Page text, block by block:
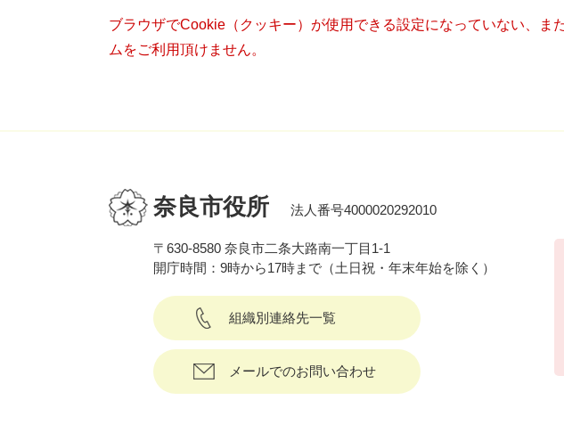
ブラウザでCookie（クッキー）が使用できる設定になっていない、
ムをご利用頂けません。
奈良市役所 法人番号4000020292010
〒630-8580 奈良市二条大路南一丁目1-1
開庁時間：9時から17時まで（土日祝・年末年始を除く）
組織別連絡先一覧
メールでのお問い合わせ